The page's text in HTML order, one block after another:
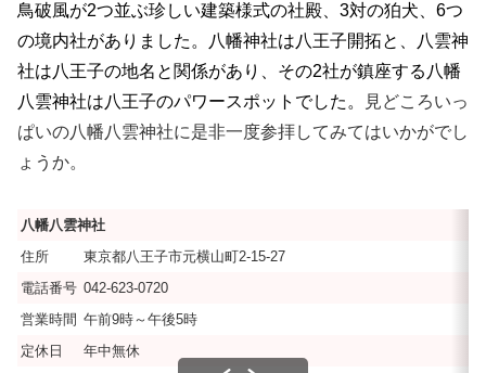
鳥破風が2つ並ぶ珍しい建築様式の社殿、3対の狛犬、6つ
の境内社がありました。八幡神社は八王子開拓と、八雲神
社は八王子の地名と関係があり、その2社が鎮座する八幡
八雲神社は八王子のパワースポットでした。
見どころいっ
ぱいの八幡八雲神社に是非一度参拝してみてはいかがでし
ょうか。
八幡八雲神社
住所
東京都八王子市元横山町2-15-27
電話番号 042-623-0720
営業時間 午前9時～午後5時
定休日
年中無休